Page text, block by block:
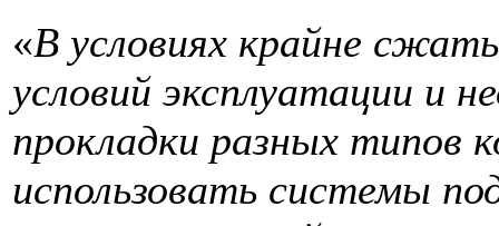
«В условиях крайне
условий эксплуатации и
прокладки разных типов
использовать системы